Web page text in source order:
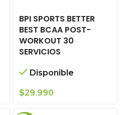
BPI SPORTS BETTER
BEST BCAA POST-
WORKOUT 30
SERVICIOS
Disponible
$29.990